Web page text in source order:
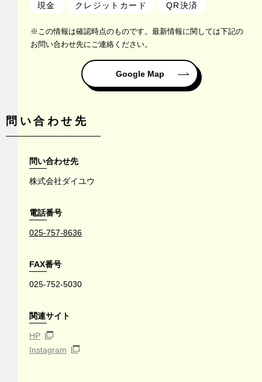
現金 クレジットカード QR決済
※この情報は確認時点のものです。最新情報に関しては下記の
お問い合わせ先にご連絡ください。
Google Map
問い合わせ先
問い合わせ先
株式会社ダイユウ
電話番号
025-757-8636
FAX番号
025-752-5030
関連サイト
HP
Instagram